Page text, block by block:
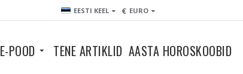
EESTI KEEL € EURO
E-POOD TENE ARTIKLID AASTA HOROSKOOBID